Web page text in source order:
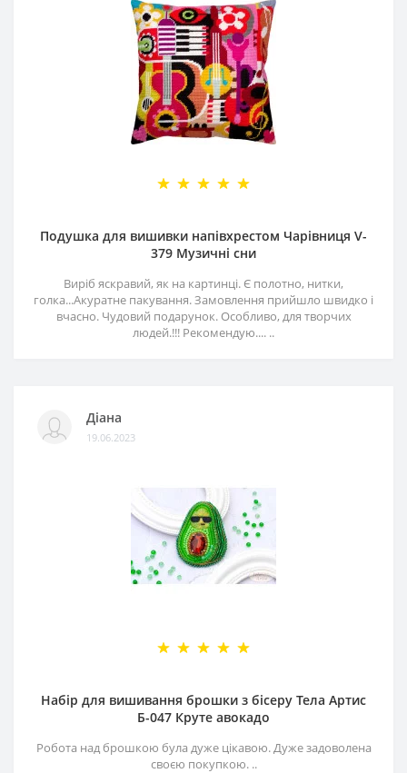
Подушка для вишивки напівхрестом Чарівниця V-
379 Музичні сни
Виріб яскравий, як на картинці. Є полотно, нитки,
голка...Акуратне пакування. Замовлення прийшло швидко і
вчасно. Чудовий подарунок. Особливо, для творчих
людей.!!! Рекомендую.... ..
Діана
19.06.2023
Набір для вишивання брошки з бісеру Тела Артис
Б-047 Круте авокадо
Робота над брошкою була дуже цікавою. Дуже задоволена
своєю покупкою. ..